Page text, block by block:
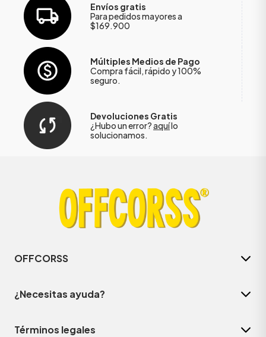
Envíos gratis
Para pedidos mayores a
$169.900
Múltiples Medios de Pago
Compra fácil, rápido y 100%
seguro.
Devoluciones Gratis
¿Hubo un error?aquílo
solucionamos.
OFFCORSS
¿Necesitas ayuda?
Términos legales